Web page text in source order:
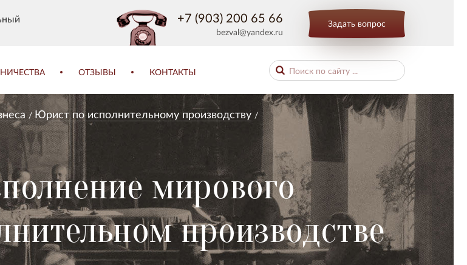
+7 (903) 200 65 66
bezval@yandex.ru
Задать вопрос
ОТЗЫВЫ КОНТАКТЫ
Юрист по исполнительному производству
мирового
производстве